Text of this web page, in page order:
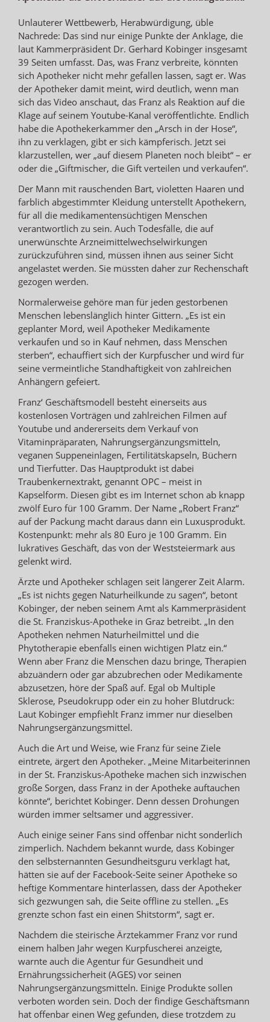
Unlauterer Wettbewerb, Herabwürdigung, üble
Nachrede: Das sind nur einige Punkte der Anklage, die
laut Kammerpräsident Dr. Gerhard Kobinger insgesamt
39 Seiten umfasst. Das, was Franz verbreite, könnten
sich Apotheker nicht mehr gefallen lassen, sagt er. Was
der Apotheker damit meint, wird deutlich, wenn man
sich das Video anschaut, das Franz als Reaktion auf die
Klage auf seinem Youtube-Kanal veröffentlichte. Endlich
habe die Apothekerkammer den „Arsch in der Hose“,
ihn zu verklagen, gibt er sich kämpferisch. Jetzt sei
klarzustellen, wer „auf diesem Planeten noch bleibt“ – er
oder die „Giftmischer, die Gift verteilen und verkaufen“.
Der Mann mit rauschenden Bart, violetten Haaren und
farblich abgestimmter Kleidung unterstellt Apothekern,
für all die medikamentensüchtigen Menschen
verantwortlich zu sein. Auch Todesfälle, die auf
unerwünschte Arzneimittelwechselwirkungen
zurückzuführen sind, müssen ihnen aus seiner Sicht
angelastet werden. Sie müssten daher zur Rechenschaft
gezogen werden.
Normalerweise gehöre man für jeden gestorbenen
Menschen lebenslänglich hinter Gittern. „Es ist ein
geplanter Mord, weil Apotheker Medikamente
verkaufen und so in Kauf nehmen, dass Menschen
sterben“, echauffiert sich der Kurpfuscher und wird für
seine vermeintliche Standhaftigkeit von zahlreichen
Anhängern gefeiert.
Franz‘ Geschäftsmodell besteht einerseits aus
kostenlosen Vorträgen und zahlreichen Filmen auf
Youtube und andererseits dem Verkauf von
Vitaminpräparaten, Nahrungsergänzungsmitteln,
veganen Suppeneinlagen, Fertilitätskapseln, Büchern
und Tierfutter. Das Hauptprodukt ist dabei
Traubenkernextrakt, genannt OPC – meist in
Kapselform. Diesen gibt es im Internet schon ab knapp
zwölf Euro für 100 Gramm. Der Name „Robert Franz“
auf der Packung macht daraus dann ein Luxusprodukt.
Kostenpunkt: mehr als 80 Euro je 100 Gramm. Ein
lukratives Geschäft, das von der Weststeiermark aus
gelenkt wird.
Ärzte und Apotheker schlagen seit längerer Zeit Alarm.
„Es ist nichts gegen Naturheilkunde zu sagen“, betont
Kobinger, der neben seinem Amt als Kammerpräsident
die St. Franziskus-Apotheke in Graz betreibt. „In den
Apotheken nehmen Naturheilmittel und die
Phytotherapie ebenfalls einen wichtigen Platz ein.“
Wenn aber Franz die Menschen dazu bringe, Therapien
abzuändern oder gar abzubrechen oder Medikamente
abzusetzen, höre der Spaß auf. Egal ob Multiple
Sklerose, Pseudokrupp oder ein zu hoher Blutdruck:
Laut Kobinger empfiehlt Franz immer nur dieselben
Nahrungsergänzungsmittel.
Auch die Art und Weise, wie Franz für seine Ziele
eintrete, ärgert den Apotheker. „Meine Mitarbeiterinnen
in der St. Franziskus-Apotheke machen sich inzwischen
große Sorgen, dass Franz in der Apotheke auftauchen
könnte“, berichtet Kobinger. Denn dessen Drohungen
würden immer seltsamer und aggressiver.
Auch einige seiner Fans sind offenbar nicht sonderlich
zimperlich. Nachdem bekannt wurde, dass Kobinger
den selbsternannten Gesundheitsguru verklagt hat,
hätten sie auf der Facebook-Seite seiner Apotheke so
heftige Kommentare hinterlassen, dass der Apotheker
sich gezwungen sah, die Seite offline zu stellen. „Es
grenzte schon fast ein einen Shitstorm“, sagt er.
Nachdem die steirische Ärztekammer Franz vor rund
einem halben Jahr wegen Kurpfuscherei anzeigte,
warnte auch die Agentur für Gesundheit und
Ernährungssicherheit (AGES) vor seinen
Nahrungsergänzungsmitteln. Einige Produkte sollen
verboten worden sein. Doch der findige Geschäftsmann
hat offenbar einen Weg gefunden, diese trotzdem zu